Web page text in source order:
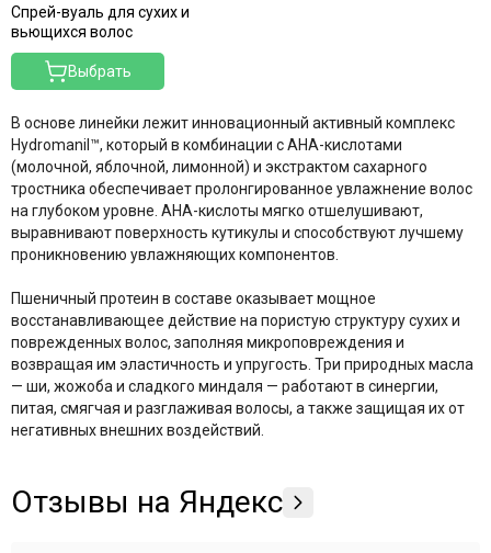
Спрей-вуаль для сухих и
вьющихся волос
Выбрать
В основе линейки лежит инновационный активный комплекс
Hydromanil™, который в комбинации с АНА-кислотами
(молочной, яблочной, лимонной) и экстрактом сахарного
тростника обеспечивает пролонгированное увлажнение волос
на глубоком уровне . АНА-кислоты мягко отшелушивают,
выравнивают поверхность кутикулы и способствуют лучшему
проникновению увлажняющих компонентов.
Пшеничный протеин в составе оказывает мощное
восстанавливающее действие на пористую структуру сухих и
поврежденных волос, заполняя микроповреждения и
возвращая им эластичность и упругость . Три природных масла
— ши, жожоба и сладкого миндаля — работают в синергии,
питая, смягчая и разглаживая волосы, а также защищая их от
негативных внешних воздействий
Отзывы на Яндекс